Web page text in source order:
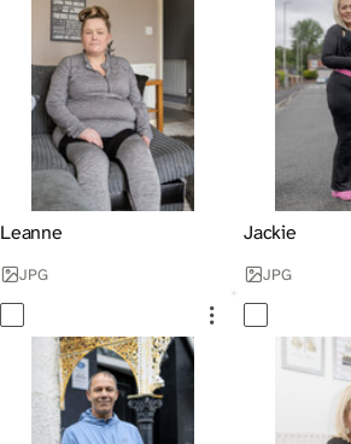
Leanne
JPG
Jackie
JPG